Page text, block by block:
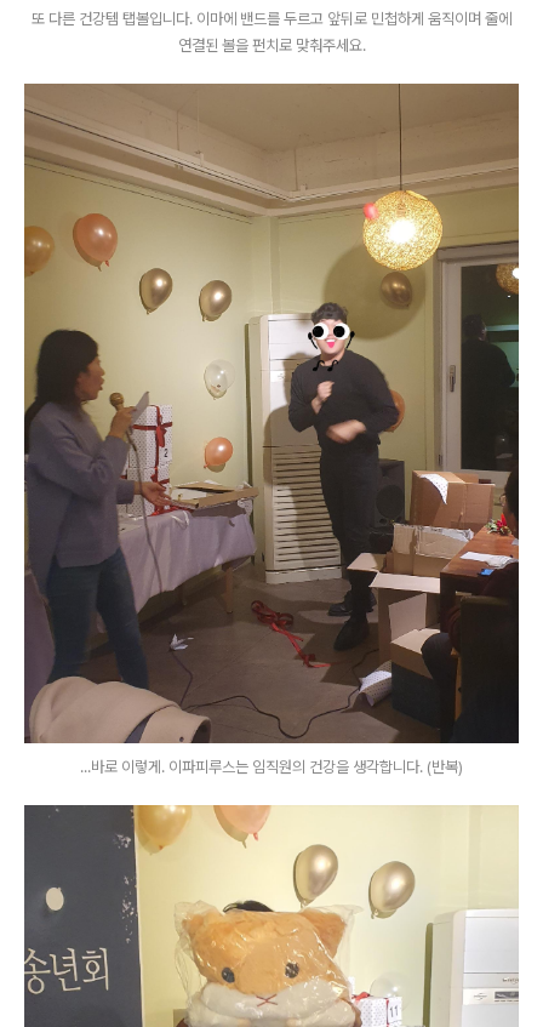
또 다른 건강템 탭볼입니다. 이마에 밴드를 두르고 앞뒤로 민첩하게 움직이며 줄에
연결된 볼을 펀치로 맞춰주세요.
...바로 이렇게. 이파피루스는 임직원의 건강을 생각합니다. (반복)